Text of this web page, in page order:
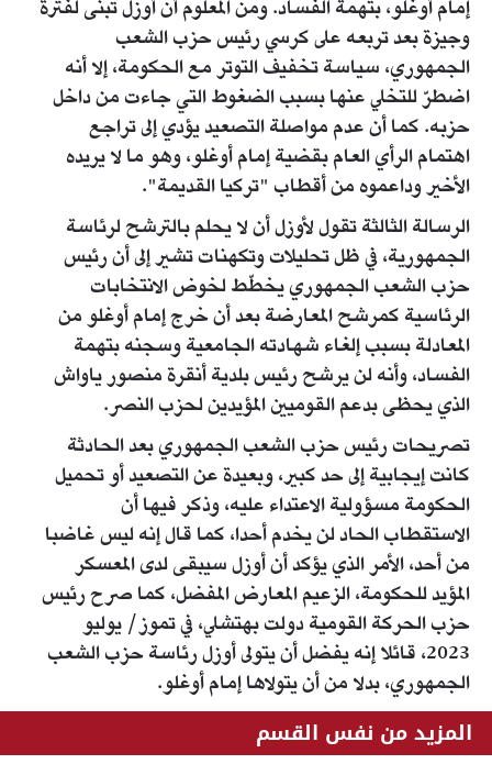
إمام أوغلو، بتهمة الفساد. ومن المعلوم أن أوزل تبنى لفترة
وجيزة بعد تربعه على كرسي رئيس حزب الشعب
الجمهوري، سياسة تخفيف التوتر مع الحكومة، إلا أنه
اضطرّ للتخلي عنها بسبب الضغوط التي جاءت من داخل
حزبه. كما أن عدم مواصلة التصعيد يؤدي إلى تراجع
اهتمام الرأي العام بقضية إمام أوغلو، وهو ما لا يريده
الأخير وداعموه من أقطاب "تركيا القديمة".
الرسالة الثالثة تقول لأوزل أن لا يحلم بالترشح لرئاسة
الجمهورية، في ظل تحليلات وتكهنات تشير إلى أن رئيس
حزب الشعب الجمهوري يخطّط لخوض الانتخابات
الرئاسية كمرشح المعارضة بعد أن خرج إمام أوغلو من
المعادلة بسبب إلغاء شهادته الجامعية وسجنه بتهمة
الفساد، وأنه لن يرشح رئيس بلدية أنقرة منصور ياواش
الذي يحظى بدعم القوميين المؤيدين لحزب النصر.
تصريحات رئيس حزب الشعب الجمهوري بعد الحادثة
كانت إيجابية إلى حد كبير، وبعيدة عن التصعيد أو تحميل
الحكومة مسؤولية الاعتداء عليه، وذكر فيها أن
الاستقطاب الحاد لن يخدم أحدا، كما قال إنه ليس غاضبا
من أحد، الأمر الذي يؤكد أن أوزل سيبقى لدى المعسكر
المؤيد للحكومة، الزعيم المعارض المفضل، كما صرح رئيس
حزب الحركة القومية دولت بهتشلي، في تموز/ يوليو
2023، قائلا إنه يفضل أن يتولى أوزل رئاسة حزب الشعب
الجمهوري، بدلا من أن يتولاها إمام أوغلو.
المزيد من نفس القسم